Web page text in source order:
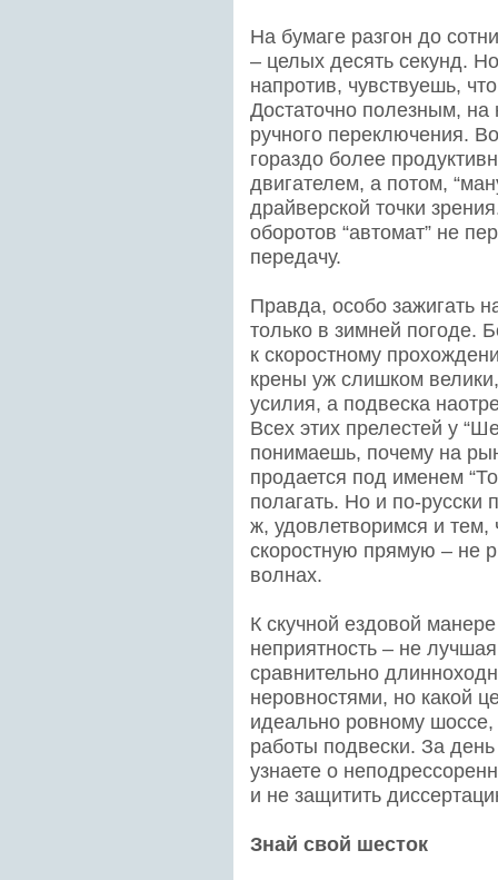
На бумаге разгон до
– целых десять секунд.
напротив, чувствуешь,
Достаточно полезным,
ручного переключения.
гораздо более
двигателем, а потом,
драйверской точки
оборотов “автомат” не
передачу.
Правда, особо зажигать
только в зимней погоде.
к скоростному
крены уж слишком
усилия, а подвеска
Всех этих прелестей у
понимаешь, почему на
продается под именем
полагать. Но и по-русски
ж, удовлетворимся и тем,
скоростную прямую – не
волнах.
К скучной ездовой
неприятность – не
сравнительно
неровностями, но какой
идеально ровному
работы подвески. За
узнаете о
и не защитить
Знай свой шесток